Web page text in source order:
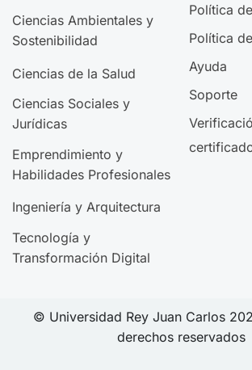
Ciencias Ambientales y
Sostenibilidad
Ciencias de la Salud
Ciencias Sociales y
Jurídicas
Emprendimiento y
Habilidades Profesionales
Ingeniería y Arquitectura
Tecnología y
Transformación Digital
Política
Política
Ayuda
Soporte
© Universidad Rey Juan Carlos
derechos reservados